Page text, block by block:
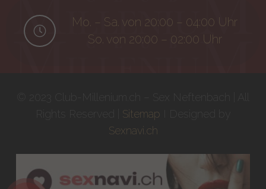
Mo. – Sa. von 20:00 – 04:00 Uhr
So. von 20:00 – 02:00 Uhr
Sitemap
Sexnavi.ch